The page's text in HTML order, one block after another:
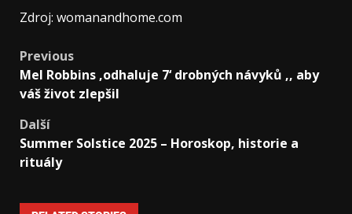
Zdroj: womanandhome.com
Previous
Mel Robbins ‚odhaluje 7‘ drobných návyků ‚, aby
váš život zlepšil
Další
Summer Solstice 2025 – Horoskop, historie a
rituály